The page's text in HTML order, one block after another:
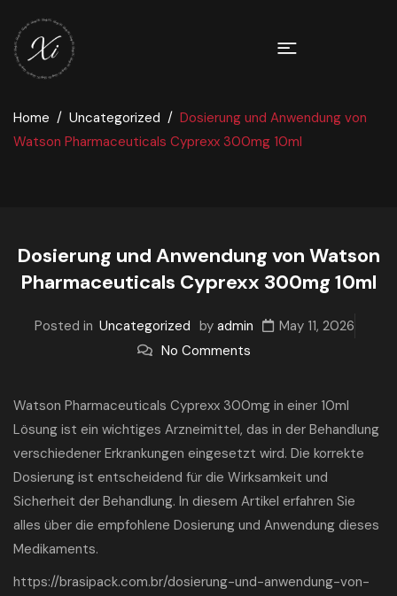
Home Uncategorized
Dosierung und Anwendung von
Watson Pharmaceuticals Cyprexx 300mg 10ml
Dosierung und Anwendung von Watson
Pharmaceuticals Cyprexx 300mg 10ml
Posted in Uncategorized by admin
May 11, 2026
No Comments
Watson Pharmaceuticals Cyprexx 300mg in einer 10ml
Lösung ist ein wichtiges Arzneimittel, das in der Behandlung
verschiedener Erkrankungen eingesetzt wird. Die korrekte
Dosierung ist entscheidend für die Wirksamkeit und
Sicherheit der Behandlung. In diesem Artikel erfahren Sie
alles über die empfohlene Dosierung und Anwendung dieses
Medikaments.
https://brasipack.com.br/dosierung-und-anwendung-von-